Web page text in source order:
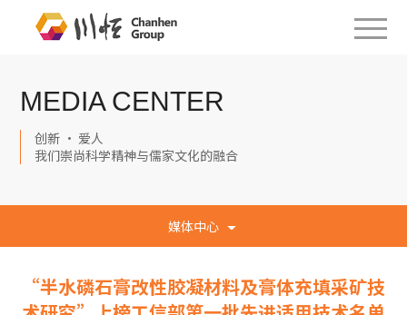
MEDIA CENTER
创新 · 爱人
我们崇尚科学精神与儒家文化的融合
媒体中心
“半水磷石膏改性胶凝材料及膏体充填采矿技